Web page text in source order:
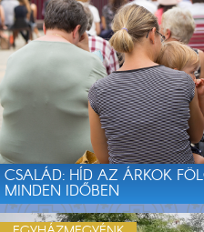
CSALÁD: HÍD AZ ÁRKOK
MINDEN IDŐBEN